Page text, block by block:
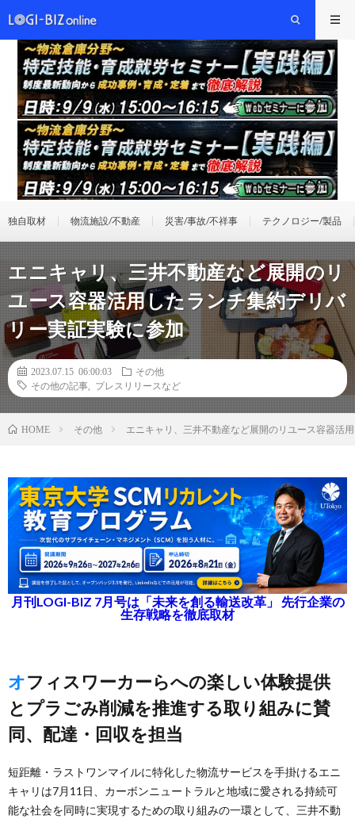
独自取材 物流施設/不動産 災害/事故/不祥事 テクノロジー/製品
エニキャリ、三井不動産など展開のリ
ユース容器活用したランチ集約デリバ
リー実証実験に参加
2023.07.15 06:00:03
その他
その他の記事
プレスリリースなど
HOME その他 エニキャリ、三井不動産など展開のリユース容器活
月刊LOGI-BIZ 7月号は「未来を創る輸送改革」 先行企業の
生存戦略を徹底取材
オフィスワーカーらへの楽しい体験提供
とプラごみ削減を推進する取り組みに賛
同、配達・回収を担当
短距離・ラストワンマイルに特化した物流サービスを手掛けるエニ
キャリは7月11日、カーボンニュートラルと地域に愛される持続可
能な社会を同時に実現するための取り組みの一環として、三井不動